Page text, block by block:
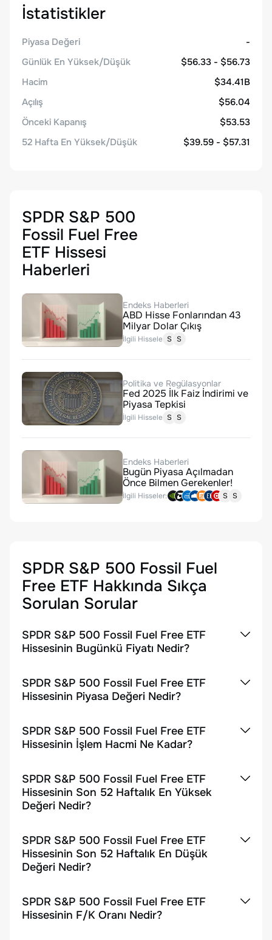
İstatistikler
Piyasa Değeri
-
Günlük En Yüksek/Düşük
$56.33 - $56.73
Hacim
$34.41B
Açılış
$56.04
Önceki Kapanış
$53.53
52 Hafta En Yüksek/Düşük
$39.59 - $57.31
SPDR S&P 500
Fossil Fuel Free
ETF Hissesi
Haberleri
Endeks Haberleri
ABD Hisse Fonlarından 43
Milyar Dolar Çıkış
İlgili Hisseler: S S
Politika ve Regülasyonlar
Fed 2025 İlk Faiz İndirimi ve
Piyasa Tepkisi
İlgili Hisseler: S S
Endeks Haberleri
Bugün Piyasa Açılmadan
Önce Bilmen Gerekenler!
İlgili Hisseler: S S
SPDR S&P 500 Fossil Fuel
Free ETF Hakkında Sıkça
Sorulan Sorular
SPDR S&P 500 Fossil Fuel Free ETF
Hissesinin Bugünkü Fiyatı Nedir?
SPDR S&P 500 Fossil Fuel Free ETF
Hissesinin Piyasa Değeri Nedir?
SPDR S&P 500 Fossil Fuel Free ETF
Hissesinin İşlem Hacmi Ne Kadar?
SPDR S&P 500 Fossil Fuel Free ETF
Hissesinin Son 52 Haftalık En Yüksek
Değeri Nedir?
SPDR S&P 500 Fossil Fuel Free ETF
Hissesinin Son 52 Haftalık En Düşük
Değeri Nedir?
SPDR S&P 500 Fossil Fuel Free ETF
Hissesinin F/K Oranı Nedir?